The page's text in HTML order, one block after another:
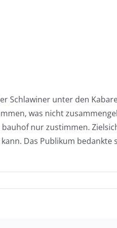
Schlawiner unter den
was nicht
nur zustimmen.
Das Publikum